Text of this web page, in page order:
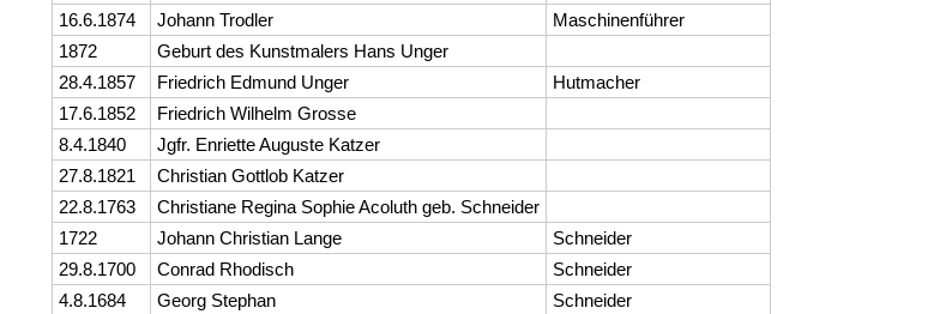
16.6.1874
Johann Trodler
Maschinenführer
1872
Geburt des Kunstmalers Hans Unger
28.4.1857
Friedrich Edmund Unger
Hutmacher
17.6.1852
Friedrich Wilhelm Grosse
8.4.1840
Jgfr. Enriette Auguste Katzer
27.8.1821
Christian Gottlob Katzer
22.8.1763
Christiane Regina Sophie Acoluth geb. Schneider
1722
Johann Christian Lange
Schneider
29.8.1700
Conrad Rhodisch
Schneider
4.8.1684
Georg Stephan
Schneider